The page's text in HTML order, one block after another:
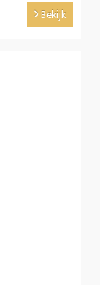
Bekijk